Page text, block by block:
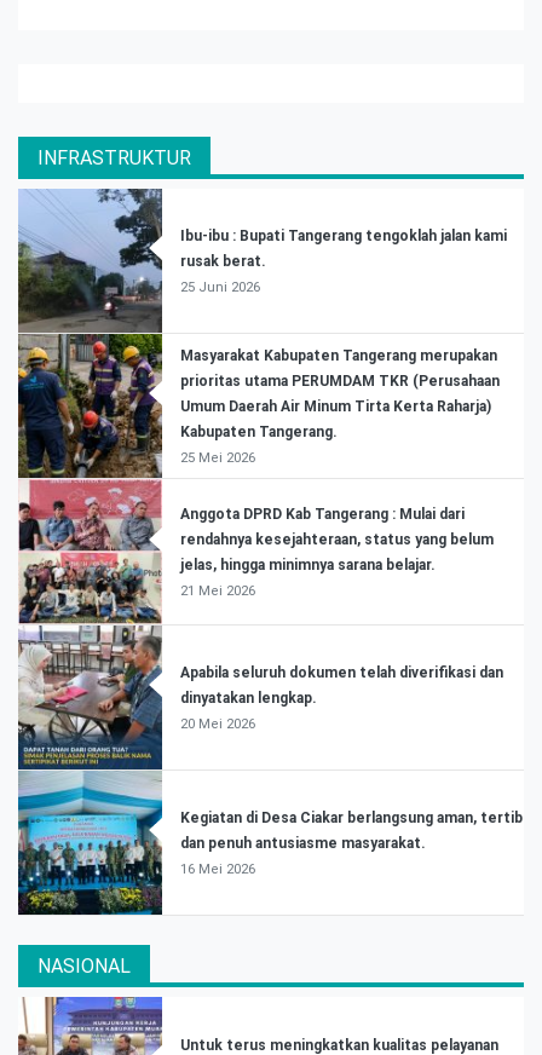
INFRASTRUKTUR
Ibu-ibu : Bupati Tangerang tengoklah jalan kami
rusak berat.
25 Juni 2026
Masyarakat Kabupaten Tangerang merupakan
prioritas utama PERUMDAM TKR (Perusahaan
Umum Daerah Air Minum Tirta Kerta Raharja)
Kabupaten Tangerang.
25 Mei 2026
Anggota DPRD Kab Tangerang : Mulai dari
rendahnya kesejahteraan, status yang belum
jelas, hingga minimnya sarana belajar.
21 Mei 2026
Apabila seluruh dokumen telah diverifikasi dan
dinyatakan lengkap.
20 Mei 2026
Kegiatan di Desa Ciakar berlangsung aman, tertib
dan penuh antusiasme masyarakat.
16 Mei 2026
NASIONAL
Untuk terus meningkatkan kualitas pelayanan